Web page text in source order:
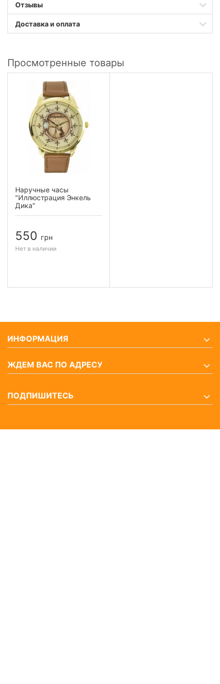
Отзывы
Доставка и оплата
Просмотренные товары
Наручные часы
"Иллюстрация Энкель
Дика"
550 грн
Нет в наличии
ИНФОРМАЦИЯ
ЖДЕМ ВАС ПО АДРЕСУ
ПОДПИШИТЕСЬ